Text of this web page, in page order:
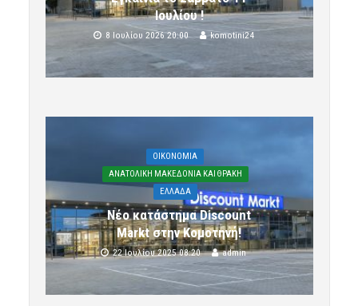
Ιουλίου !
8 Ιουλίου 2026 20:00 komotini24
OIKONOMIA
ΑΝΑΤΟΛΙΚΗ ΜΑΚΕΔΟΝΙΑ ΚΑΙ ΘΡΑΚΗ
ΕΛΛΑΔΑ
Νέο κατάστημα Discount
Markt στην Κομοτηνή!
22 Ιουλίου 2025 08:20 admin